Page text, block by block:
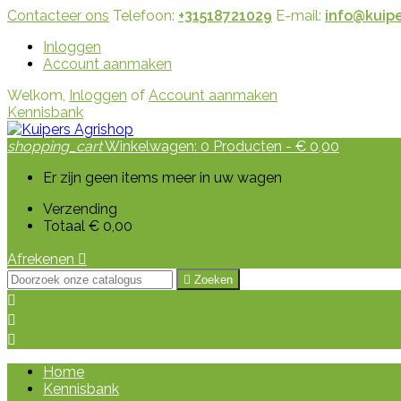
Contacteer ons Telefoon: +31518721029 E-mail:
Inloggen
Account aanmaken
Welkom, Inloggen of Account aanmaken
Kennisbank
shopping_cartWinkelwagen: 0 Producten - € 0,00
Er zijn geen items meer in uw wagen
Verzending
Totaal € 0,00
Afrekenen 
 Zoeken



Home
Kennisbank